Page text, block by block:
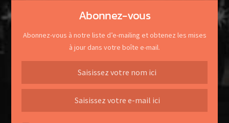
Abonnez-vous
Abonnez-vous à notre liste d’e-mailing et obtenez les mises
à jour dans votre boîte e-mail.